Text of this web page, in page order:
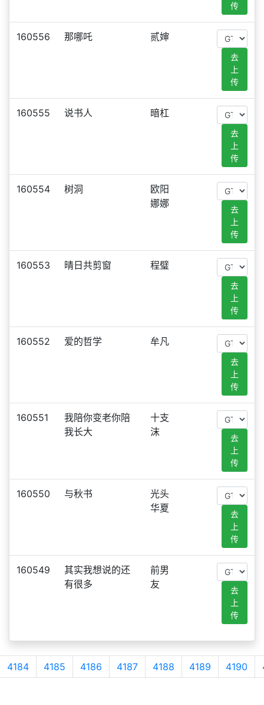
传
160556 那哪吒 贰婶
去
上
传
160555 说书人 暗杠
去
上
传
160554 树洞
欧阳
娜娜
去
上
传
160553 晴日共剪窗 程璧
去
上
传
160552 爱的哲学 牟凡
去
上
传
160551
我陪你变老你陪
我长大
十支
沫
去
上
传
160550 与秋书
光头
华夏
去
上
传
160549
其实我想说的还
有很多
前男
友
去
上
传
4184 4185 4186 4187 4188 4189 4190